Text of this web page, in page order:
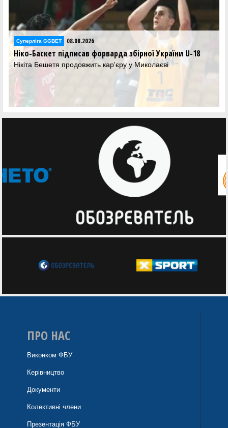
Суперліга GGBET 08.08.2026
Ніко-Баскет підписав форварда збірної України U-18
Нікіта Бешетя продовжить кар'єру у Миколаєві
ПРО НАС
Виконком ФБУ
Керівництво
Документи
Колективні члени
Презентація ФБУ